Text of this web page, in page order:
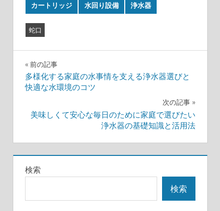
カートリッジ 水回り設備 浄水器
蛇口
投
稿
ゲ
ー
シ
ョ
前の記事
多様化する家庭の水事情を支える浄水器選びと
快適な水環境のコツ
次の記事
美味しくて安心な毎日のために家庭で選びたい
浄水器の基礎知識と活用法
検索
検索